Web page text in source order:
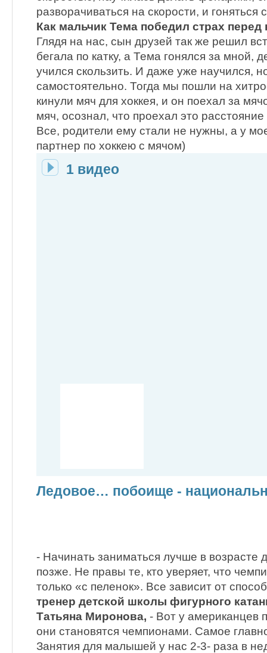
разворачиваться на скорости, и
Как мальчик Тема победил страх перед
Глядя на нас, сын друзей так же решил
бегала по катку, а Тема гонялся за мной,
учился скользить. И даже уже научился,
самостоятельно. Тогда мы пошли на
кинули мяч для хоккея, и он поехал за
мяч, осознал, что проехал это
Все, родители ему стали не нужны, а у
партнер по хоккею с мячом)
1 видео
Ледовое… побоище -
- Начинать заниматься лучше в возрасте
позже. Не правы те, кто уверяет, что
только «с пеленок». Все зависит от
тренер детской школы фигурного
Татьяна Миронова, - Вот у американцев
они становятся чемпионами. Самое
Занятия для малышей у нас 2-3- раза в